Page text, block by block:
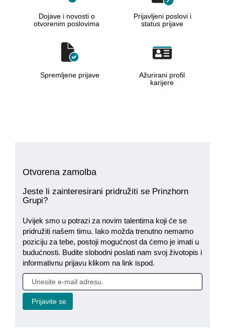
Dojave i novosti o
otvorenim poslovima
Prijavljeni poslovi i
status prijave
Spremljene prijave
Ažurirani profil
karijere
Otvorena zamolba
Jeste li zainteresirani pridružiti se Prinzhorn
Grupi?
Uvijek smo u potrazi za novim talentima koji će se
pridružiti našem timu. Iako možda trenutno nemamo
poziciju za tebe, postoji mogućnost da ćemo je imati u
budućnosti. Budite slobodni poslati nam svoj životopis i
informativnu prijavu klikom na link ispod.